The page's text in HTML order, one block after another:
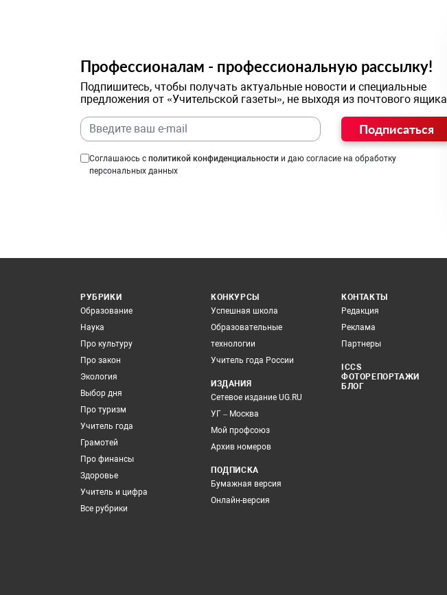
Профессионалам - профессиональную рассылку!
Подпишитесь, чтобы получать актуальные новости и специальные
предложения от «Учительской газеты», не выходя из почтового ящика
Подписаться
Соглашаюсь с политикой конфиденциальности и даю согласие на обработку
персональных данных
РУБРИКИ
Образование
Наука
Про культуру
Про закон
Экология
Выбор дня
Про туризм
Учитель года
Грамотей
Про финансы
Здоровье
Учитель и цифра
Все рубрики
КОНКУРСЫ
Успешная школа
Образовательные
технологии
Учитель года России
ИЗДАНИЯ
Сетевое издание UG.RU
УГ – Москва
Мой профсоюз
Архив номеров
ПОДПИСКА
Бумажная версия
Онлайн-версия
КОНТАКТЫ
Редакция
Реклама
Партнеры
ICCS
ФОТОРЕПОРТАЖИ
БЛОГ